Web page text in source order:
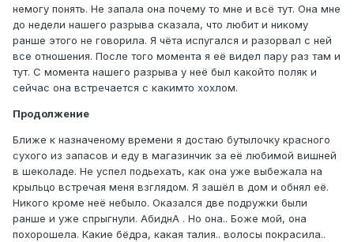
немогу понять. Не запала она почему то мне и всё тут. Она мне
до недели нашего разрыва сказала, что любит и никому
ранше этого не говорила. Я чёта испугался и разорвал с ней
все отношения. После того момента я её видел пару раз там и
тут. С момента нашего разрыва у неё был какойто поляк и
сейчас она встречается с какимто хохлом.
Продолжение
Ближе к назначеному времени я достаю бутылочку красного
сухого из запасов и еду в магазинчик за её любимой вишней
в шеколаде. Не успел подьехать, как она уже выбежала на
крыльцо встречая меня взглядом. Я зашёл в дом и обнял её.
Никого кроме неё небыло. Оказался две подружки были
ранше и уже спрыгнули. АбиднА . Но она.. Боже мой, она
похорошела. Какие бёдра, какая талия.. волосы покрасила..